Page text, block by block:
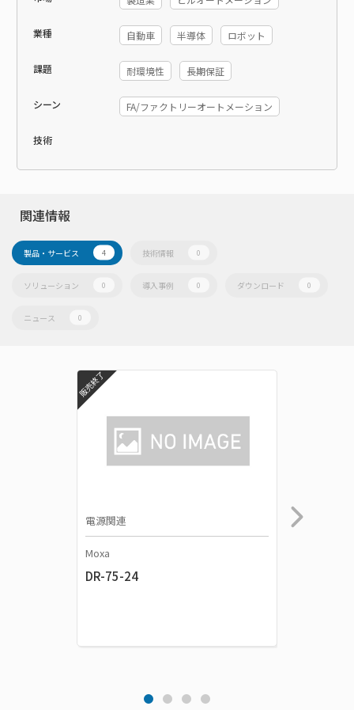
業種 自動車 半導体 ロボット
課題 耐環境性 長期保証
シーン FA/ファクトリーオートメーション
技術
関連情報
製品・サービス 4 技術情報 0
ソリューション 0 導入事例 0 ダウンロード 0
ニュース 0
販売終了
電源関連
Moxa
DR-75-24